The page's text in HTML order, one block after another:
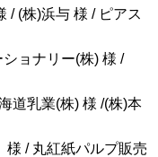
/ (株)浜与 様 / ピアス
ョナリー(株) 様 /
道乳業(株) 様 /(株)本
様 / 丸紅紙パルプ販売